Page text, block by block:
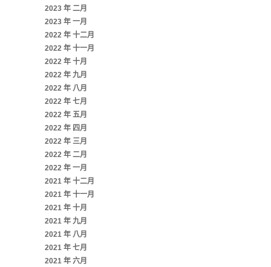
2023 年 二月
2023 年 一月
2022 年 十二月
2022 年 十一月
2022 年 十月
2022 年 九月
2022 年 八月
2022 年 七月
2022 年 五月
2022 年 四月
2022 年 三月
2022 年 二月
2022 年 一月
2021 年 十二月
2021 年 十一月
2021 年 十月
2021 年 九月
2021 年 八月
2021 年 七月
2021 年 六月